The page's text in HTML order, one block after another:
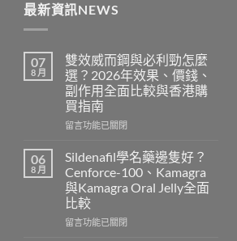
最新資訊NEWS
07
8 月
雙效威而鋼與必利勁怎麼
選？2026年效果、價錢、
副作用全面比較與香港購
買指南
在
效
威
而
鋼
與
必
留言功能已關閉
06
8 月
Sildenafil學名藥邊隻好？
Cenforce-100、Kamagra
與Kamagra Oral Jelly全面
比較
在
留言功能已關閉